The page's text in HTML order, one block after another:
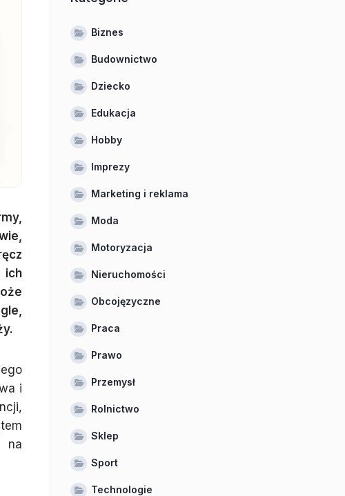
ich
i
na
Biznes
Budownictwo
Dziecko
Edukacja
Hobby
Imprezy
Marketing i reklama
Moda
Motoryzacja
Nieruchomości
Obcojęzyczne
Praca
Prawo
Przemysł
Rolnictwo
Sklep
Sport
Technologie